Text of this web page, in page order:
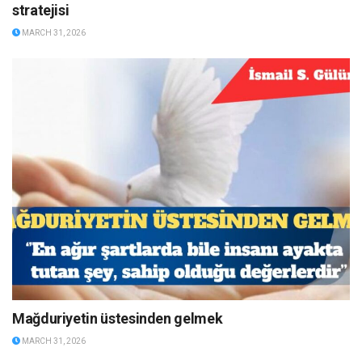
stratejisi
MARCH 31, 2026
Mağduriyetin üstesinden gelmek
MARCH 31, 2026